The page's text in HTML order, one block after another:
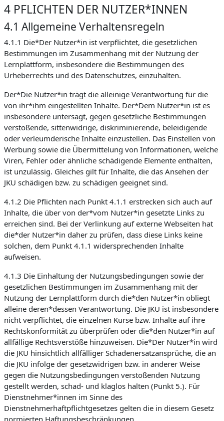
4 PFLICHTEN DER NUTZER*INNEN
4.1 Allgemeine Verhaltensregeln
4.1.1 Die*Der Nutzer*in ist verpflichtet, die gesetzlichen
Bestimmungen im Zusammenhang mit der Nutzung der
Lernplattform, insbesondere die Bestimmungen des
Urheberrechts und des Datenschutzes, einzuhalten.
Der*Die Nutzer*in trägt die alleinige Verantwortung für die
von ihr*ihm eingestellten Inhalte. Der*Dem Nutzer*in ist es
insbesondere untersagt, gegen gesetzliche Bestimmungen
verstoßende, sittenwidrige, diskriminierende, beleidigende
oder verleumderische Inhalte einzustellen. Das Einstellen von
Werbung sowie die Übermittelung von Informationen, welche
Viren, Fehler oder ähnliche schädigende Elemente enthalten,
ist unzulässig. Gleiches gilt für Inhalte, die das Ansehen der
JKU schädigen bzw. zu schädigen geeignet sind.
4.1.2 Die Pflichten nach Punkt 4.1.1 erstrecken sich auch auf
Inhalte, die über von der*vom Nutzer*in gesetzte Links zu
erreichen sind. Bei der Verlinkung auf externe Webseiten hat
die*der Nutzer*in daher zu prüfen, dass diese Links keine
solchen, dem Punkt 4.1.1 widersprechenden Inhalte
aufweisen.
4.1.3 Die Einhaltung der Nutzungsbedingungen sowie der
gesetzlichen Bestimmungen im Zusammenhang mit der
Nutzung der Lernplattform durch die*den Nutzer*in obliegt
alleine deren*dessen Verantwortung. Die JKU ist insbesondere
nicht verpflichtet, die einzelnen Kurse bzw. Inhalte auf ihre
Rechtskonformität zu überprüfen oder die*den Nutzer*in auf
allfällige Rechtsverstöße hinzuweisen. Die*Der Nutzer*in wird
die JKU hinsichtlich allfälliger Schadenersatzansprüche, die an
die JKU infolge der gesetzwidrigen bzw. in anderer Weise
gegen die Nutzungsbedingungen verstoßenden Nutzung
gestellt werden, schad- und klaglos halten (Punkt 5.). Für
Dienstnehmer*innen im Sinne des
Dienstnehmerhaftpflichtgesetzes gelten die in diesem Gesetz
normierten Haftungsbeschränkungen.